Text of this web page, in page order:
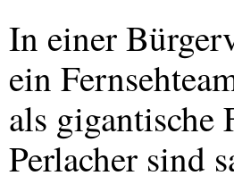
In einer
ein
als gigantische
Perlacher sind